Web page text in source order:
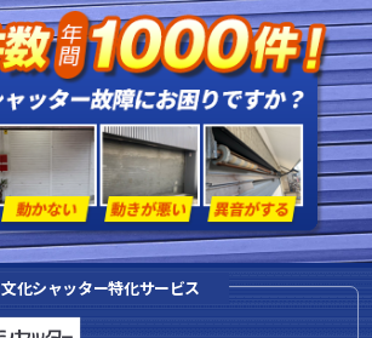
文化シャッター特化サービス